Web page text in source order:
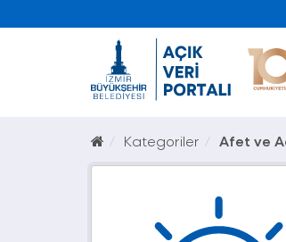
Kategoriler Afet ve